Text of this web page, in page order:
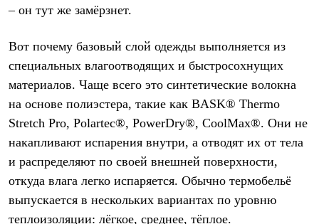
Дневник капитана
Каталог дилеров
Баск сегодня
Отцы основатели
Производство
Баск в вашем городе
Технологии
Команда Баск
Дилерам
Стать дилером
Корпоративным клиентам
Услуги
– он тут же замёрзнет.
Вот почему базовый слой одежды выполняется из
специальных влагоотводящих и быстросохнущих
материалов. Чаще всего это синтетические волокна
на основе полиэстера, такие как BASK® Thermo
Stretch Pro, Polartec®, PowerDry®, CoolMax®. Они не
накапливают испарения внутри, а отводят их от тела
и распределяют по своей внешней поверхности,
откуда влага легко испаряется. Обычно термобельё
выпускается в нескольких вариантах по уровню
теплоизоляции: лёгкое, среднее, тёплое.